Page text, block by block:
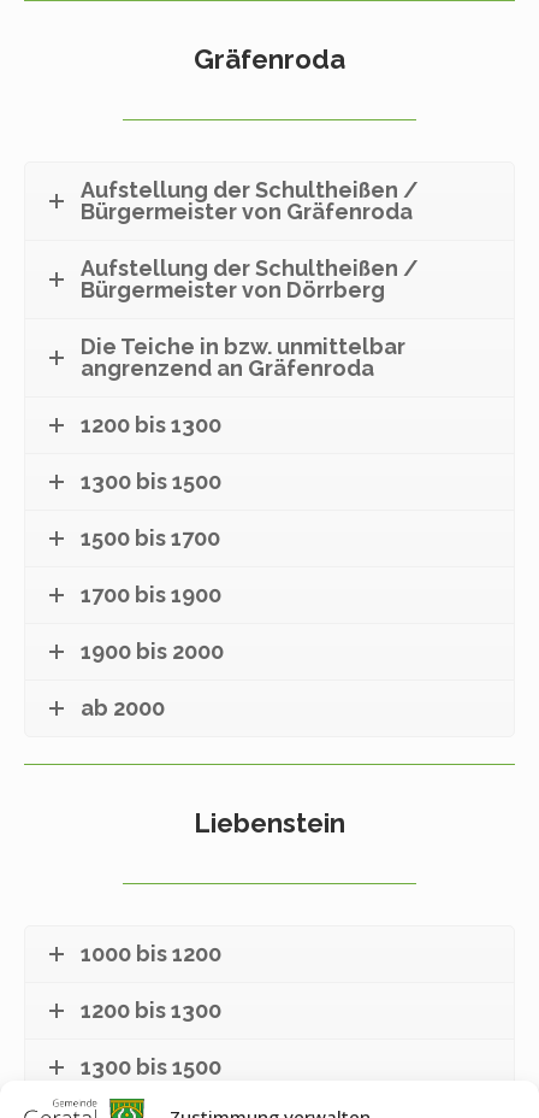
Gräfenroda
Aufstellung der Schultheißen /
Bürgermeister von Gräfenroda
Aufstellung der Schultheißen /
Bürgermeister von Dörrberg
Die Teiche in bzw. unmittelbar
angrenzend an Gräfenroda
1200 bis 1300
1300 bis 1500
1500 bis 1700
1700 bis 1900
1900 bis 2000
ab 2000
Liebenstein
1000 bis 1200
1200 bis 1300
1300 bis 1500